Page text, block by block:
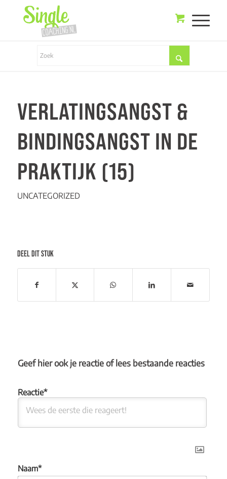
VERLATINGSANGST &
BINDINGSANGST IN DE
PRAKTIJK (15)
UNCATEGORIZED
DEEL DIT STUK
Geef hier ook je reactie of lees bestaande reacties
Naam*